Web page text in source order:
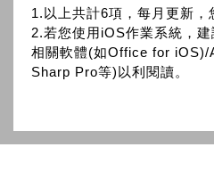
1.以上共計6項，每月更新，
2.若您使用iOS作業系統，
相關軟體(如Office for
Sharp Pro等)以利閱讀。